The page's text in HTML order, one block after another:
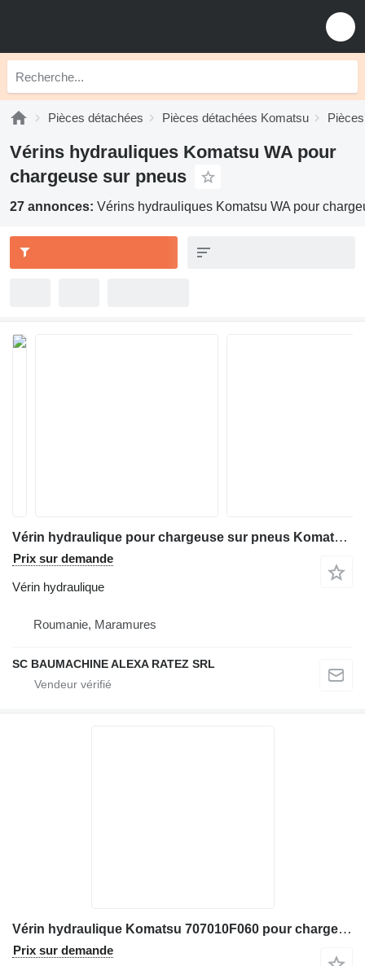
Pièces détachées Pièces détachées Komatsu
Vérins hydrauliques Komatsu WA pour
chargeuse sur pneus
27 annonces: Vérins hydrauliques Komatsu WA pour
Vérin hydraulique pour chargeuse sur pneus Komatsu WA320
Prix sur demande
Vérin hydraulique
Roumanie, Maramures
SC BAUMACHINE ALEXA RATEZ SRL
Vérin hydraulique Komatsu 707010F060 pour chargeuse sur pneus Komatsu WA320-6
Prix sur demande